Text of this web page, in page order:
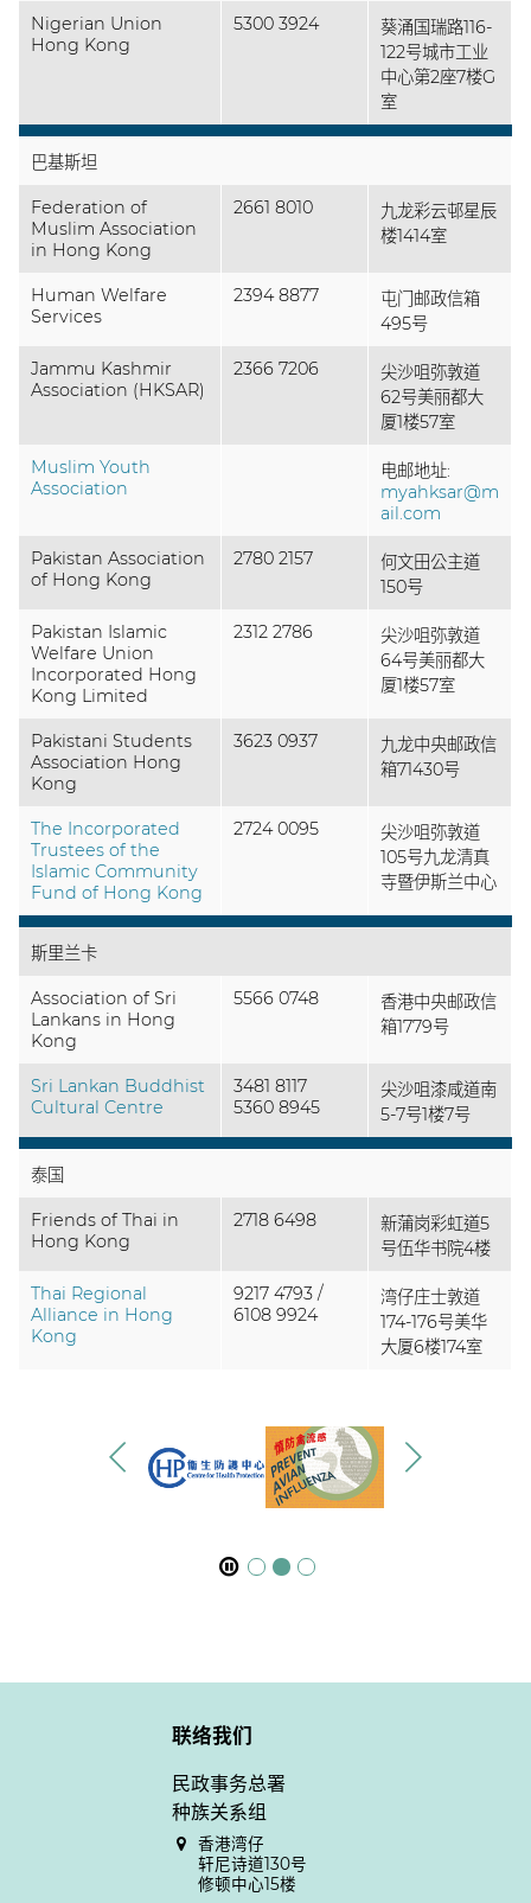
Nigerian Union
Hong Kong
5300 3924
葵涌国瑞路116-
122号城市工业
中心第2座7楼G
室
巴基斯坦
Federation of
Muslim Association
in Hong Kong
2661 8010
九龙彩云邨星辰
楼1414室
Human Welfare
Services
2394 8877
屯门邮政信箱
495号
Jammu Kashmir
Association (HKSAR)
2366 7206
尖沙咀弥敦道
62号美丽都大
厦1楼57室
Muslim Youth
Association
电邮地址:
myahksar@m
ail.com
Pakistan Association
of Hong Kong
2780 2157
何文田公主道
150号
Pakistan Islamic
Welfare Union
Incorporated Hong
Kong Limited
2312 2786
尖沙咀弥敦道
64号美丽都大
厦1楼57室
Pakistani Students
Association Hong
Kong
3623 0937
九龙中央邮政信
箱71430号
The Incorporated
Trustees of the
Islamic Community
Fund of Hong Kong
2724 0095
尖沙咀弥敦道
105号九龙清真
寺暨伊斯兰中心
斯里兰卡
Association of Sri
Lankans in Hong
Kong
5566 0748
香港中央邮政信
箱1779号
Sri Lankan Buddhist
Cultural Centre
3481 8117
5360 8945
尖沙咀漆咸道南
5-7号1楼7号
泰国
Friends of Thai in
Hong Kong
2718 6498
新蒲岗彩虹道5
号伍华书院4楼
Thai Regional
Alliance in Hong
Kong
9217 4793 /
6108 9924
湾仔庄士敦道
174-176号美华
大厦6楼174室
联络我们
民政事务总署
种族关系组
香港湾仔
轩尼诗道130号
修顿中心15楼